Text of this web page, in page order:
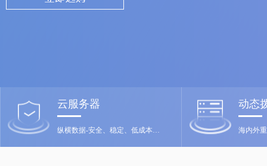
云服务器
纵横数据-安全、稳定、低成本、满意付款
动态
海内外